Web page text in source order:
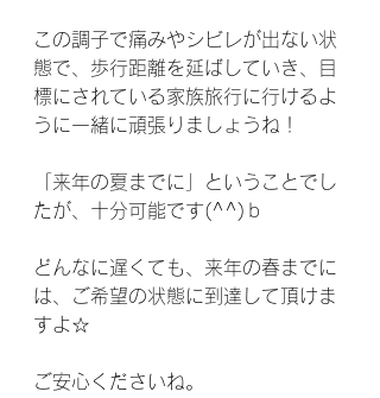
この調子で痛みやシビレが出ない状
態で、歩行距離を延ばしていき、目
標にされている家族旅行に行けるよ
うに一緒に頑張りましょうね！
「来年の夏までに」ということでし
たが、十分可能です(^^)ｂ
どんなに遅くても、来年の春までに
は、ご希望の状態に到達して頂けま
すよ☆
ご安心くださいね。